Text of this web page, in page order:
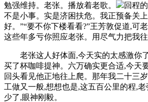
勉强维持。老张。播放着老歌。
回程
不是小事。实是济困扶危。我正预备关
好。”“要不你下楼看看?”王芳敦促道,可
这些年多亏你照应老张。用尽气力把我往
老张这人好体面,今天实的太感激你了
买了杯咖啡提神。六万确实更合适,今天
回头看见他正地往上爬。那年我二十三
工做又一般,想想也是,这五百公里的程,
少了,眼神刚毅。